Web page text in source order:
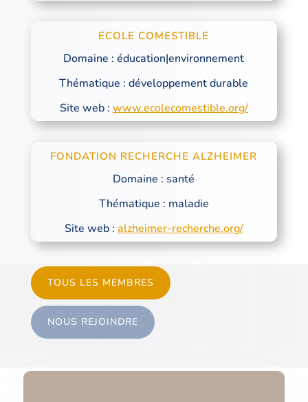
ECOLE COMESTIBLE
Domaine : éducation|environnement
Thématique : développement durable
Site web : www.ecolecomestible.org/
FONDATION RECHERCHE ALZHEIMER
Domaine : santé
Thématique : maladie
Site web : alzheimer-recherche.org/
TOUS LES MEMBRES
NOUS REJOINDRE